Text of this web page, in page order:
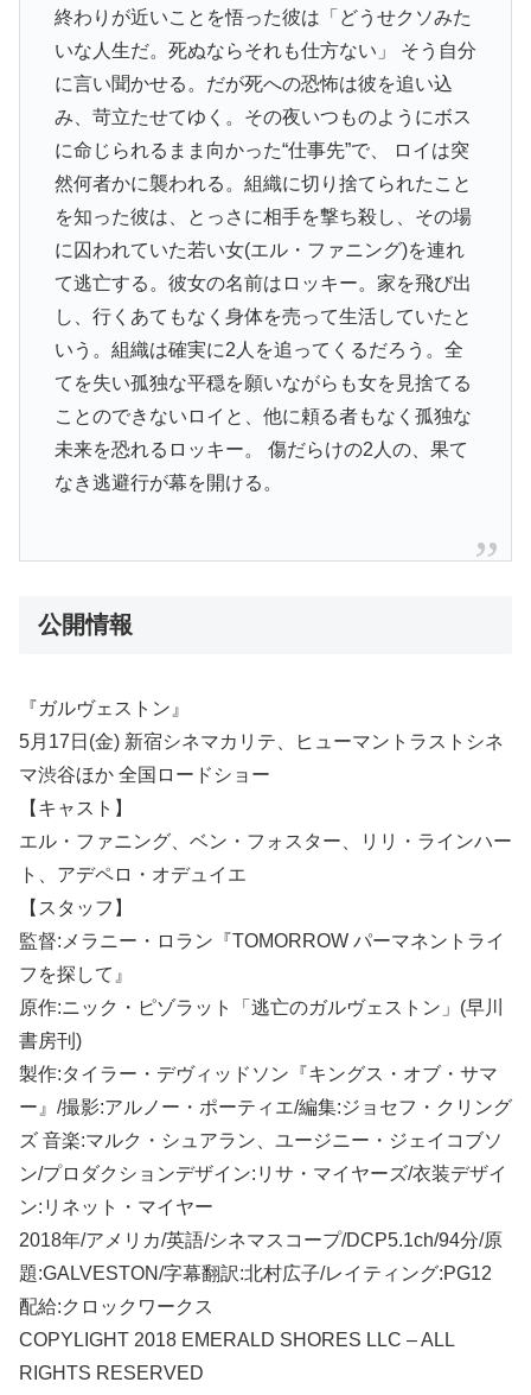
終わりが近いことを悟った彼は「どうせクソみた
いな人生だ。死ぬならそれも仕方ない」 そう自分
に言い聞かせる。だが死への恐怖は彼を追い込
み、苛立たせてゆく。その夜いつものようにボス
に命じられるまま向かった“仕事先”で、 ロイは突
然何者かに襲われる。組織に切り捨てられたこと
を知った彼は、とっさに相手を撃ち殺し、その場
に囚われていた若い女(エル・ファニング)を連れ
て逃亡する。彼女の名前はロッキー。家を飛び出
し、行くあてもなく身体を売って生活していたと
いう。組織は確実に2人を追ってくるだろう。全
てを失い孤独な平穏を願いながらも女を見捨てる
ことのできないロイと、他に頼る者もなく孤独な
未来を恐れるロッキー。 傷だらけの2人の、果て
なき逃避行が幕を開ける。
公開情報
『ガルヴェストン』
5月17日(金) 新宿シネマカリテ、ヒューマントラストシネ
マ渋谷ほか 全国ロードショー
【キャスト】
エル・ファニング、ベン・フォスター、リリ・ラインハー
ト、アデペロ・オデュイエ
【スタッフ】
監督:メラニー・ロラン『TOMORROW パーマネントライ
フを探して』
原作:ニック・ピゾラット「逃亡のガルヴェストン」(早川
書房刊)
製作:タイラー・デヴィッドソン『キングス・オブ・サマ
ー』/撮影:アルノー・ポーティエ/編集:ジョセフ・クリング
ズ 音楽:マルク・シュアラン、ユージニー・ジェイコブソ
ン/プロダクションデザイン:リサ・マイヤーズ/衣装デザイ
ン:リネット・マイヤー
2018年/アメリカ/英語/シネマスコープ/DCP5.1ch/94分/原
題:GALVESTON/字幕翻訳:北村広子/レイティング:PG12
配給:クロックワークス
COPYLIGHT 2018 EMERALD SHORES LLC – ALL
RIGHTS RESERVED